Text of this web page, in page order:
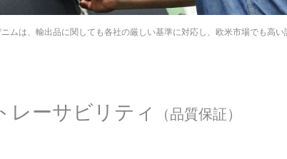
ムは、輸出品に関しても各社の厳しい基準に対応し、欧米市場でも高い
レーサビリティ （品質保証）